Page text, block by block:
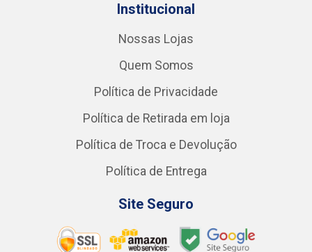
Institucional
Nossas Lojas
Quem Somos
Política de Privacidade
Política de Retirada em loja
Política de Troca e Devolução
Política de Entrega
Site Seguro